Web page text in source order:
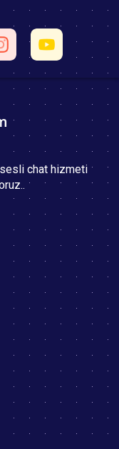
chat hizmeti